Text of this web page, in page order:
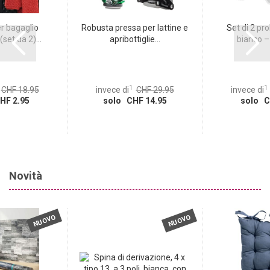
bagaglio
da 2)...
CHF 18.95
2.95
Robusta pressa per lattine e
apribottiglie...
invece di1 CHF 29.95
solo CHF 14.95
Set di 2
bianco
invece di1
solo
Novità
NUOVO NUOVO